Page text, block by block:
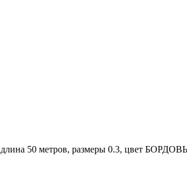
50 метров, размеры 0.3, цвет